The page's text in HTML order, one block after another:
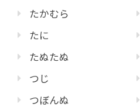
たかむら
たに
たぬたぬ
つじ
つぼんぬ